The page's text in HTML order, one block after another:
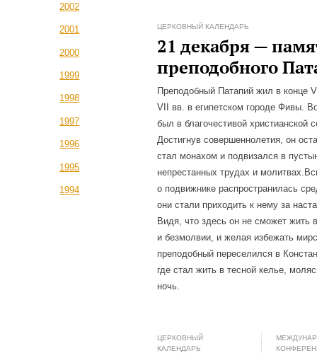
2002
2001
2000
1999
1998
1997
1996
1995
1994
ЦЕРКОВНЫЙ КАЛЕНДАРЬ
21 декабря —
преподобного
Преподобный Патапий жил в конце
VII вв. в египетском городе Фивы.
был в благочестивой христианской
Достигнув совершеннолетия, он
стал монахом и подвизался в
непрестанных трудах и
о подвижнике распространилась
они стали приходить к нему за
Видя, что здесь он не сможет жить
и безмолвии, и желая избежать
преподобный переселился в
где стал жить в тесной келье,
ночь.
ЦЕРКОВНЫЙ
КАЛЕНДАРЬ